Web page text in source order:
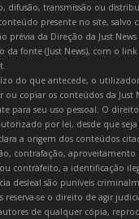
difusão, transmissão ou
presente no site, salvo
prévia da Direção da Just
da fonte (Just News), com o link
do que antecede, o
ou copiar os conteúdos da Just
para seu uso pessoal. O
por lei, desde que
a origem dos conteúdos
contrafação,
contrafeito, a identificação
desleal são puníveis
reserva-se o direito de agir
de qualquer cópia,